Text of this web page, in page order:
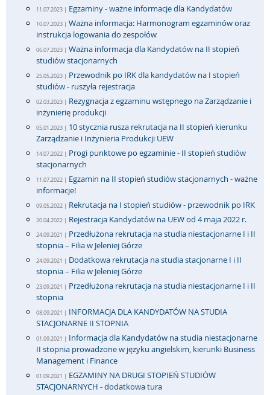
11.07.2023 | Egzaminy - ważne informacje dla Kandydatów
10.07.2023 | Ważna informacja: Harmonogram egzaminów oraz
instrukcja logowania do zespołów
06.07.2023 | Ważna informacja dla Kandydatów na II stopień
studiów stacjonarnych
25.05.2023 | Przewodnik po IRK dla kandydatów na I stopień
studiów - ruszyła rejestracja
02.03.2023 | Rezygnacja z egzaminu wstępnego na Zarządzanie i
inżynierię produkcji
05.01.2023 | 10 stycznia rusza rekrutacja na II stopień kierunku
Zarządzanie i Inżynieria Produkcji UEW
14.07.2022 | Progi punktowe po egzaminie - II stopień studiów
stacjonarnych
11.07.2022 | Egzamin na II stopień studiów stacjonarnych - ważne
informacje!
09.05.2022 | Rekrutacja na I stopień studiów - przewodnik po IRK
20.04.2022 | Rejestracja Kandydatów na UEW od 4 maja 2022 r.
24.09.2021 | Przedłużona rekrutacja na studia niestacjonarne I i II
stopnia – Filia w Jeleniej Górze
24.09.2021 | Dodatkowa rekrutacja na studia stacjonarne I i II
stopnia – Filia w Jeleniej Górze
23.09.2021 | Przedłużona rekrutacja na studia niestacjonarne I i II
stopnia
08.09.2021 | INFORMACJA DLA KANDYDATÓW NA STUDIA
STACJONARNE II STOPNIA
01.09.2021 | Informacja dla Kandydatów na studia niestacjonarne
II stopnia prowadzone w języku angielskim, kierunki Business
Management i Finance
01.09.2021 | EGZAMINY NA DRUGI STOPIEŃ STUDIÓW
STACJONARNYCH - dodatkowa tura